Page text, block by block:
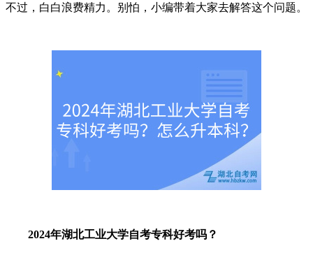
不过，白白浪费精力。别怕，小编带着大家去解答这个问题。
2024年湖北工业大学自考专科好考吗？